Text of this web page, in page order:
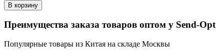
В корзину
Преимущества заказа товаров оптом у Send-Opt
Популярные товары из Китая на складе Москвы